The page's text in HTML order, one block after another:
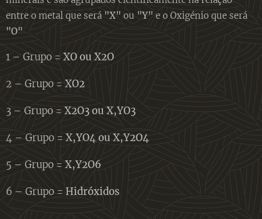
entre o metal que será "X"ou "Y" e o Oxigénio que será
"O"
1 – Grupo =XO ou X2O
2 – Grupo = XO2
3 – Grupo = X2O3 ou X,YO3
4 – Grupo = X,YO4 ou X,Y2O4
5 – Grupo =X,Y2O6
6 – Grupo =Hidróxidos